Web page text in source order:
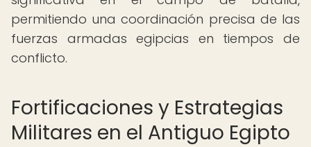
permitiendo una coordinación precisa de las
fuerzas armadas egipcias en tiempos de
conflicto.
Fortificaciones y Estrategias
Militares en el Antiguo Egipto